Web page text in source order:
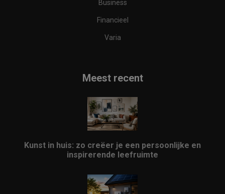
Business
Financieel
Varia
Meest recent
Kunst in huis: zo creëer je een persoonlijke en
inspirerende leefruimte